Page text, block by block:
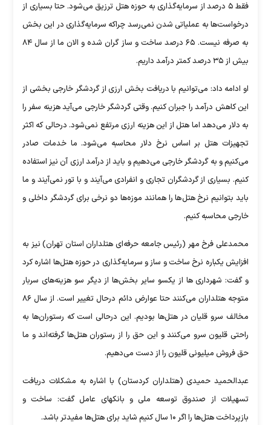
فقط ۵ درصد از سرمایه‌گذاری به حوزه هتل ترزیق می‌شود. حتا بسیاری از
درخواست‌ها به عملیاتی شدن نمی‌رسد چراکه سرمایه‌گذاری در این بخش
به صرفه نیست. ۶۵ درصد ساخت و ساز گران شده و الان ما از سال ۸۴
بیش از ۳۵ درصد کمتر درآمد داریم.
او ادامه داد: می‌توانیم با دریافت بخش ارزی از گردشگر خارجی بخشی از
این کاهش درآمد را جبران کنیم‌. وقتی گردشگر خارجی می‌آید هزینه سفر را
به دلار می‌دهد اما هتل از این هزینه ارزی مرتفع نمی‌شود. درحالی که اکثر
تجهیزات هتل بر اساس نرخ دلار محاسبه می‌شود. ما خدمات صادر
می‌کنیم و به گردشگر خارجی می‌دهیم و باید از درآمد ارزی آن نیز استفاده
کنیم. بسیاری از گردشگران تجاری و انفرادی می‌آیند و با تور نمی‌آیند و ما
باید بتوانیم نرخ هتل‌ها را همانند موزه‌ها دو نرخی برای گردشگر داخلی و
خارجی محاسبه کنیم.
محمدعلی فرخ مهر (رئیس جامعه حرفه‌ای هتلداران استان تهران) نیز به
افزایش یکباره نرخ ساخت و ساز و سرمایه‌گذاری در حوزه هتل‌ها اشاره کرد
و گفت: شهرداری ها از یکسو سایر بخش‌ها از دیگر سو هزینه‌های سربار
متوجه هتلداران می‌کنند حتا عوارض دائم درحال تغییر است. از سال ۸۶
مخالف سرو قلیان در هتل‌ها بودیم. این درحالی است که رستوران‌ها به
راحتی قلیون سرو می‌کنند و این حق را از رستوران هتل‌ها گرفته‌اند و ما
حق فروش میلیونی قلیون را از دست می‌دهیم.
عبدالحمید حمیدی (هتلداران کردستان) با اشاره به مشکلات دریافت
تسهیلات از صندوق توسعه ملی و بانکهای عامل گفت: ساخت و
بازپرداخت هتل‌ها را اگر ۱۰ سال کنیم شاید برای هتل‌ها مفیدتر باشد.